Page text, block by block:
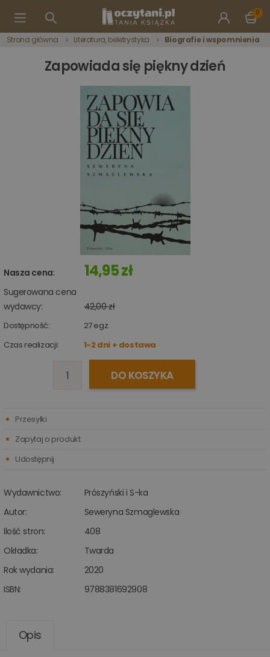
0
Strona główna Literatura, beletrystyka Biografie i wspomnienia
Zapowiada się piękny dzień
Nasza cena: 14,95 zł
Sugerowana cena
wydawcy:
42,00 zł
Dostępność: 27egz.
Czas realizacji:
1-2 dni + dostawa
DO KOSZYKA
Wydawnictwo:
Prószyński i S-ka
Autor:
Seweryna Szmaglewska
Ilość stron:
408
Okładka:
Twarda
Rok wydania:
2020
ISBN:
9788381692908
Przesyłki
Zapytaj o produkt
Udostępnij
Opis